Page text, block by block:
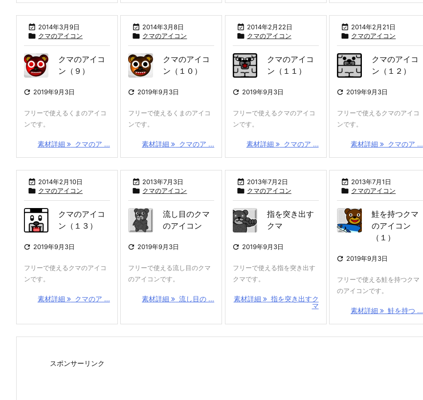
 2014年3月9日
 クマのアイコン
クマのアイコ
ン（９）
 2019年9月3日
フリーで使えるくまのアイコ
ンです。
素材詳細 クマのア ...
 2014年3月8日
 クマのアイコン
クマのアイコ
ン（１０）
 2019年9月3日
フリーで使えるくまのアイコ
ンです。
素材詳細 クマのア ...
 2014年2月22日
 クマのアイコン
クマのアイコ
ン（１１）
 2019年9月3日
フリーで使えるクマのアイコ
ンです。
素材詳細 クマのア ...
 2014年2月21日
 クマのアイコン
クマのアイコ
ン（１２）
 2019年9月3日
フリーで使えるクマのアイコ
ンです。
素材詳細 クマのア ...
 2014年2月10日
 クマのアイコン
クマのアイコ
ン（１３）
 2019年9月3日
フリーで使えるクマのアイコ
ンです。
素材詳細 クマのア ...
 2013年7月3日
 クマのアイコン
流し目のクマ
のアイコン
 2019年9月3日
フリーで使える流し目のクマ
のアイコンです。
素材詳細 流し目の ...
 2013年7月2日
 クマのアイコン
指を突き出す
クマ
 2019年9月3日
フリーで使える指を突き出す
クマです。
素材詳細
指を突き出すク
マ
 2013年7月1日
 クマのアイコン
鮭を持つクマ
のアイコン
（１）
 2019年9月3日
フリーで使える鮭を持つクマ
のアイコンです。
素材詳細 鮭を持つ ...
スポンサーリンク